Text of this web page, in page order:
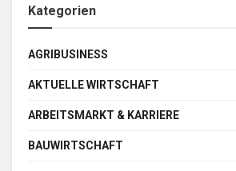
Kategorien
AGRIBUSINESS
AKTUELLE WIRTSCHAFT
ARBEITSMARKT & KARRIERE
BAUWIRTSCHAFT